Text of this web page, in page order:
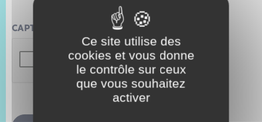
CAPTCHA
Ce site utilise des
cookies et vous donne
le contrôle sur ceux
que vous souhaitez
activer